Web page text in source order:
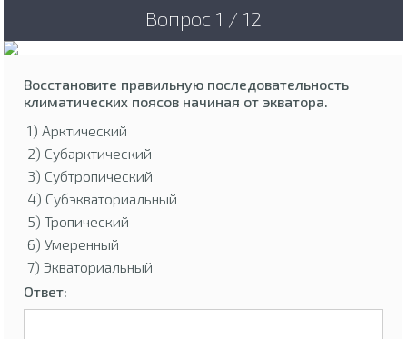
Вопрос 1 / 12
Восстановите правильную последовательность
климатических поясов начиная от экватора.
1) Арктический
2) Субарктический
3) Субтропический
4) Субэкваториальный
5) Тропический
6) Умеренный
7) Экваториальный
Ответ: